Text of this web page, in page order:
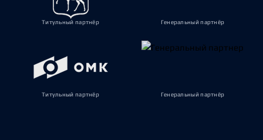
Титульный партнёр Генеральный партнёр
Титульный партнёр Генеральный партнёр